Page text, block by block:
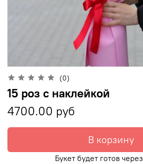
(0)
15 роз с наклейкой
4700.00 руб
В корзину
Букет будет готов через